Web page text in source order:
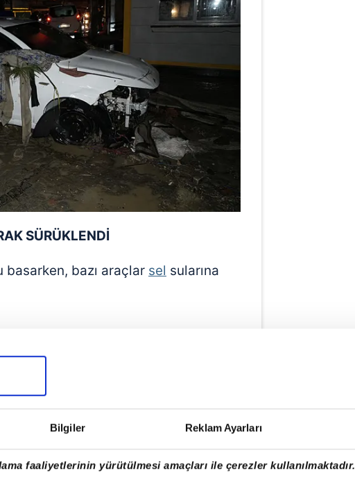
Bilgiler Reklam Ayarları
faaliyetlerinin yürütülmesi amaçları ile çerezler kullanılmaktadır.
SÜRÜKLENDİ
basarken, bazı araçlar sel sularına